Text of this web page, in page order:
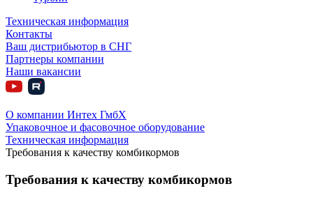
Техническая информация
Контакты
Ваш дистрибьютор в СНГ
Партнеры компании
Наши вакансии
О компании Интех ГмбХ
Упаковочное и фасовочное оборудование
Техническая информация
Требования к качеству комбикормов
Требования к качеству комбикормов